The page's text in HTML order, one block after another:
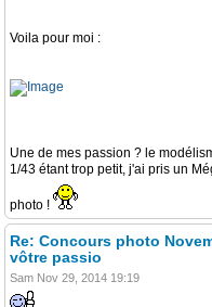
Voila pour moi :
Une de mes passion ? le
1/43 étant trop petit, j'ai pris un
photo !
Re: Concours photo
vôtre passio
Sam Nov 29, 2014 19:19